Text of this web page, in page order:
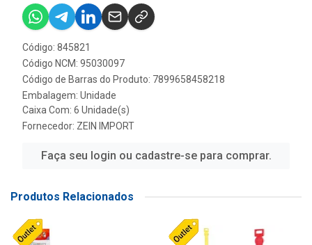
Código: 845821
Código NCM: 95030097
Código de Barras do Produto: 7899658458218
Embalagem: Unidade
Caixa Com: 6 Unidade(s)
Fornecedor: ZEIN IMPORT
Faça seu login ou cadastre-se para comprar.
Produtos Relacionados